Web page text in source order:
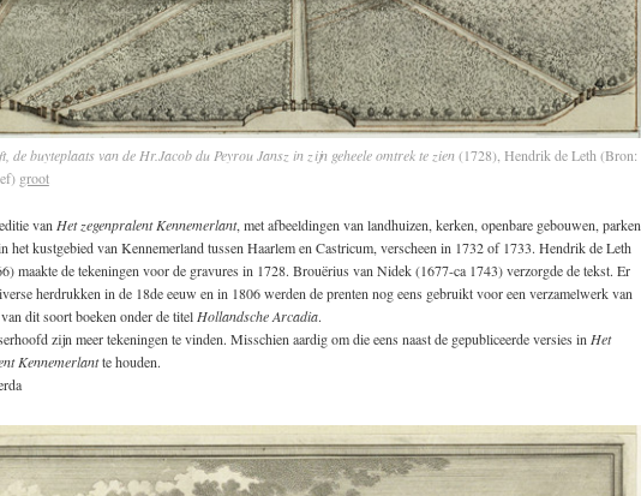
de buyteplaats van de Hr.Jacob du Peyrou Jansz in zijn geheele omtrek te zien(1728), Hendrik de Leth (Bron:
groot
van Het zegenpralent Kennemerlant, met afbeeldingen van landhuizen, kerken, openbare gebouwen, parken
het kustgebied van Kennemerland tussen Haarlem en Castricum, verscheen in 1732 of 1733. Hendrik de Leth
maakte de tekeningen voor de gravures in 1728. Brouërius van Nidek (1677-ca 1743) verzorgde de tekst. Er
herdrukken in de 18de eeuw en in 1806 werden de prenten nog eens gebruikt voor een verzamelwerk van
van dit soort boeken onder de titel Hollandsche Arcadia.
zijn meer tekeningen te vinden. Misschien aardig om die eens naast de gepubliceerde versies in Het
Kennemerlantte houden.